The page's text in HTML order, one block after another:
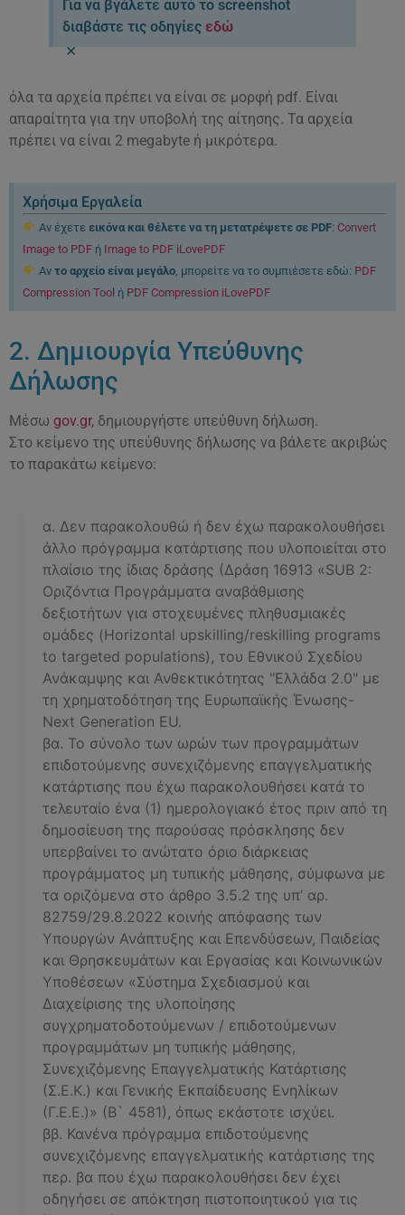
Για να βγάλετε αυτό το screenshot
διαβάστε τις οδηγίες εδώ
×
όλα τα αρχεία πρέπει να είναι σε μορφή pdf. Είναι
απαραίτητα για την υποβολή της αίτησης. Τα αρχεία
πρέπει να είναι 2 megabyte ή μικρότερα.
Χρήσιμα Εργαλεία
Αν έχετε εικόνα και θέλετε να τη μετατρέψετε σε PDF: Convert
Image to PDF ή Image to PDF iLovePDF
Αν το αρχείο είναι μεγάλο, μπορείτε να το συμπιέσετε εδώ: PDF
Compression Tool ή PDF Compression iLovePDF
2. Δημιουργία Υπεύθυνης
Δήλωσης
Μέσω gov.gr, δημιουργήστε υπεύθυνη δήλωση.
Στο κείμενο της υπεύθυνης δήλωσης να βάλετε ακριβώς
το παρακάτω κείμενο:
α. Δεν παρακολουθώ ή δεν έχω παρακολουθήσει
άλλο πρόγραμμα κατάρτισης που υλοποιείται στο
πλαίσιο της ίδιας δράσης (Δράση 16913 «SUB 2:
Οριζόντια Προγράμματα αναβάθμισης
δεξιοτήτων για στοχευμένες πληθυσμιακές
ομάδες (Horizontal upskilling/reskilling programs
to targeted populations), του Εθνικού Σχεδίου
Ανάκαμψης και Ανθεκτικότητας "Ελλάδα 2.0" με
τη χρηματοδότηση της Ευρωπαϊκής Ένωσης-
Next Generation EU.
βα. Το σύνολο των ωρών των προγραμμάτων
επιδοτούμενης συνεχιζόμενης επαγγελματικής
κατάρτισης που έχω παρακολουθήσει κατά το
τελευταίο ένα (1) ημερολογιακό έτος πριν από τη
δημοσίευση της παρούσας πρόσκλησης δεν
υπερβαίνει το ανώτατο όριο διάρκειας
προγράμματος μη τυπικής μάθησης, σύμφωνα με
τα οριζόμενα στο άρθρο 3.5.2 της υπ’ αρ.
82759/29.8.2022 κοινής απόφασης των
Υπουργών Ανάπτυξης και Επενδύσεων, Παιδείας
και Θρησκευμάτων και Εργασίας και Κοινωνικών
Υποθέσεων «Σύστημα Σχεδιασμού και
Διαχείρισης της υλοποίησης
συγχρηματοδοτούμενων / επιδοτούμενων
προγραμμάτων μη τυπικής μάθησης,
Συνεχιζόμενης Επαγγελματικής Κατάρτισης
(Σ.Ε.Κ.) και Γενικής Εκπαίδευσης Ενηλίκων
(Γ.Ε.Ε.)» (Β` 4581), όπως εκάστοτε ισχύει.
ββ. Κανένα πρόγραμμα επιδοτούμενης
συνεχιζόμενης επαγγελματικής κατάρτισης της
περ. βα που έχω παρακολουθήσει δεν έχει
οδηγήσει σε απόκτηση πιστοποιητικού για τις